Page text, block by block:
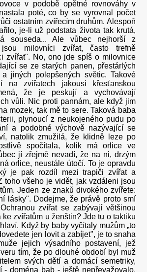
v podobě opětné rovnováhy v
poté, co by se vyrovnal počet
ostatním zvířecím druhům. Alespoň
je-li už podstata života tak krutá,
souseda... Ale vůbec nejhorší z
milovníci zvířat, často trefně
zvířat". No, ono jde spíš o milovnice
se ze starých panen, přestárlých
jiných polepšených světic. Takové
na zvířatech jakousi křesťanskou
že je peskují a vychovávají
vůli. Nic proti pannám, ale když jim
mozek, tak mě to sere. Taková baba
plynoucí z neukojeného pudu po
a podobné výchově nazývající se
natolik zmužilá, že klidně leze po
spočítala, kolik má orlice ve
jí zřejmě nevadí, že na ni, drzým
orlice, neustále útočí. To je opravdu
je pak rozdíl mezi trapiči zvířat a
toho všeho je vidět, jak vzdáleni jsou
Jeden ze znaků divokého zvířete:
lásky". Dodejme, že právě proto smí
zvířat se zabývají většinou
ke zvířatům u ženštin? Jde tu o taktiku
Když by baby vyčítaly mužům „to
jen lovit a zabíjet", je to snaha
jejich výsadního postavení, jež
tím, že po dlouhé období byl muž
svých dětí a domácí semetriky,
- doména bab - ještě nepřevažovalo.